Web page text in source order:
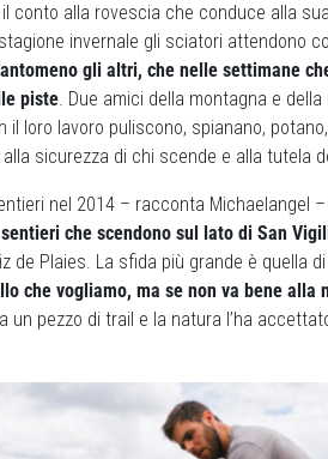
conto alla rovescia che conduce alla
invernale gli sciatori attendono
gli altri, che nelle settimane
piste. Due amici della montagna e
il loro lavoro puliscono, spianano,
sicurezza di chi scende e alla tutela
nel 2014 – racconta Michaelangel
che scendono sul lato di San
de Plaies. La sfida più grande è quella
che vogliamo, ma se non va bene
un pezzo di trail e la natura l’ha